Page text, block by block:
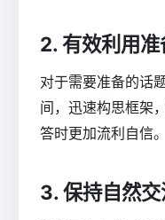
2. 有效利用准
对于需要准备的话
间，迅速构思框架
答时更加流利自信。
3. 保持自然